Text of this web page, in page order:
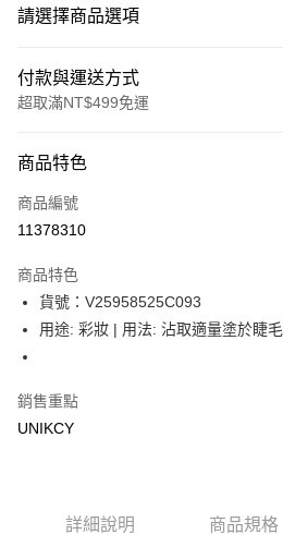
請選擇商品選項
付款與運送方式
超取滿NT$499免運
icash Pay
信用卡一次付款
LINE Pay
Apple Pay
商品特色
商品編號
11378310
商品特色
貨號：V25958525C093
用途: 彩妝 | 用法: 沾取適量塗於睫毛
銷售重點
UNIKCY
詳細說明 商品規格